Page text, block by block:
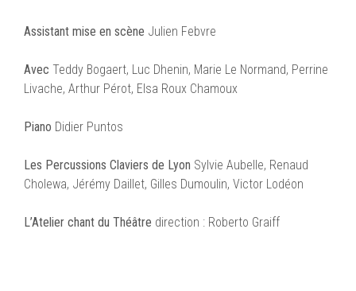
Assistant mise en scène Julien Febvre
Avec Teddy Bogaert, Luc Dhenin, Marie Le Normand, Perrine
Livache, Arthur Pérot, Elsa Roux Chamoux
Piano Didier Puntos
Les Percussions Claviers de Lyon Sylvie Aubelle, Renaud
Cholewa, Jérémy Daillet, Gilles Dumoulin, Victor Lodéon
L’Atelier chant du Théâtre direction : Roberto Graiff